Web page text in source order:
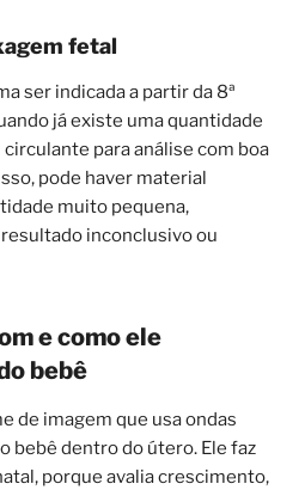
fetal
ser indicada a partir da 8ª
já existe uma quantidade
para análise com boa
pode haver material
muito pequena,
inconclusivo ou
e como ele
bebê
de imagem que usa ondas
bebê dentro do útero. Ele faz
porque avalia crescimento,